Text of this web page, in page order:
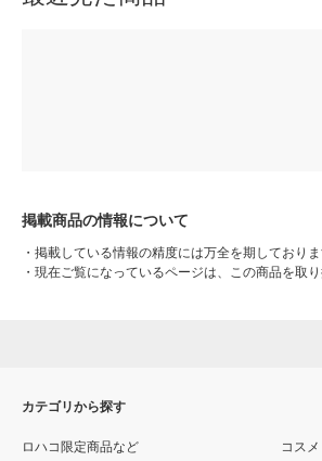
掲載商品の情報について
・ 掲載している情報の精度には万全を期しており
・ 現在ご覧になっているページは、この商品を取
カテゴリから探す
ロハコ限定商品など コス